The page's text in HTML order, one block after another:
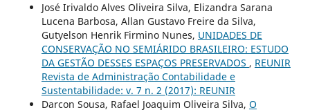
José Irivaldo Alves Oliveira Silva, Elizandra Sarana
Lucena Barbosa, Allan Gustavo Freire da Silva,
Gutyelson Henrik Firmino Nunes, UNIDADES DE
CONSERVAÇÃO NO SEMIÁRIDO BRASILEIRO: ESTUDO
DA GESTÃO DESSES ESPAÇOS PRESERVADOS , REUNIR
Revista de Administração Contabilidade e
Sustentabilidade: v. 7 n. 2 (2017): REUNIR
Darcon Sousa, Rafael Joaquim Oliveira Silva, O